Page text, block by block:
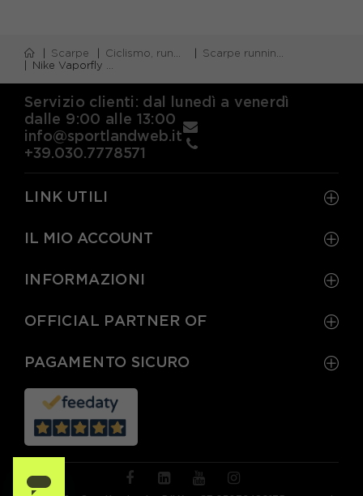
Scarpe Ciclismo, running e piscina
Scarpe running veloci gara
Nike Vaporfly Next 4 Spruce Aura Dark - Scarpe Running Uomo
Servizio clienti: dal lunedì a venerdì
dalle 9:00 alle 13:00
info@sportlandweb.it
+39.030.7778571
LINK UTILI
IL MIO ACCOUNT
INFORMAZIONI
OFFICIAL PARTNER OF
PAGAMENTO SICURO